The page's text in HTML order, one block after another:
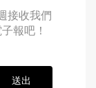
接收我們
報吧！
送出